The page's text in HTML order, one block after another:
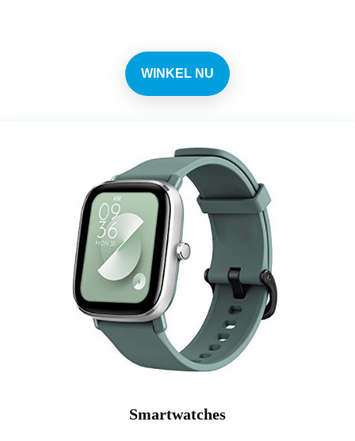
WINKEL NU
Smartwatches